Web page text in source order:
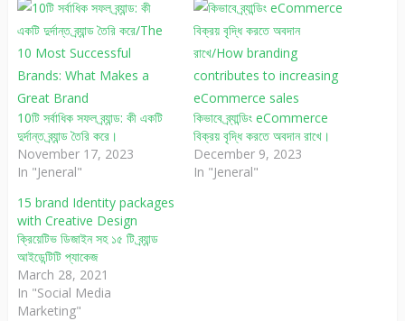
10টি সর্বাধিক সফল ব্র্যান্ড: কী একটি
দুর্দান্ত ব্র্যান্ড তৈরি করে।
November 17, 2023
In "Jeneral"
কিভাবে ব্র্যান্ডিং eCommerce
বিক্রয় বৃদ্ধি করতে অবদান রাখে।
December 9, 2023
In "Jeneral"
15 brand Identity packages
with Creative Design
ক্রিয়েটিভ ডিজাইন সহ ১৫ টি ব্র্যান্ড
আইডেন্টিটি প্যাকেজ
March 28, 2021
In "Social Media
Marketing"